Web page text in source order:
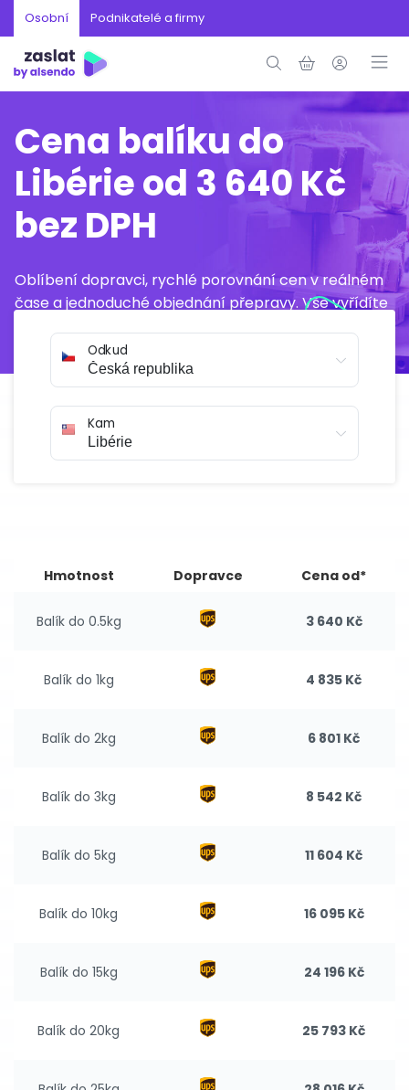
Osobní Podnikatelé a firmy
Cena balíku do
Libérie od 3 640 Kč
bez DPH
Oblíbení dopravci, rychlé porovnání cen v reálném
čase a jednoduché objednání přepravy. Vše vyřídíte
Odkud
Kam
Hmotnost Dopravce Cena od*
Balík do 0.5kg 3 640 Kč
Balík do 1kg 4 835 Kč
Balík do 2kg 6 801 Kč
Balík do 3kg 8 542 Kč
Balík do 5kg 11 604 Kč
Balík do 10kg 16 095 Kč
Balík do 15kg 24 196 Kč
Balík do 20kg 25 793 Kč